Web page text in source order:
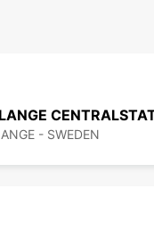
- SWEDEN